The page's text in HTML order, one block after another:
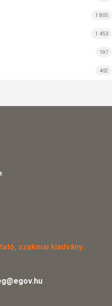
1 805
1 453
197
402
szakmai kiadvány.